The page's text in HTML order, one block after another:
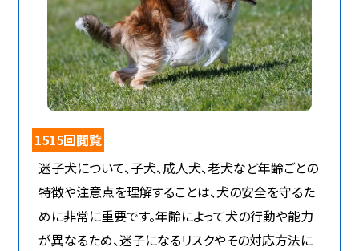
1515回閲覧
迷子犬について、子犬、成人犬、老犬など年齢ごとの
特徴や注意点を理解することは、犬の安全を守るた
めに非常に重要です。年齢によって犬の行動や能力
が異なるため、迷子になるリスクやその対応方法に